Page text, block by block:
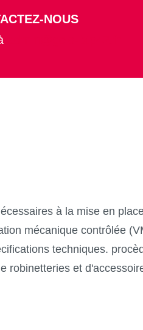
NOUS
à la mise en
mécanique contrôlée
techniques.
robinetteries et